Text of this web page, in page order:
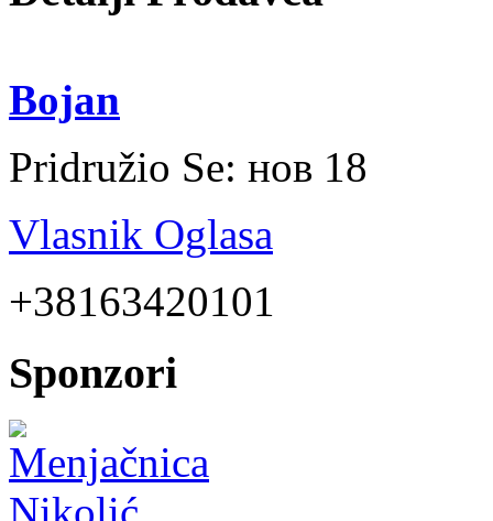
Bojan
Pridružio Se: нов 18
Vlasnik Oglasa
+38163420101
Sponzori